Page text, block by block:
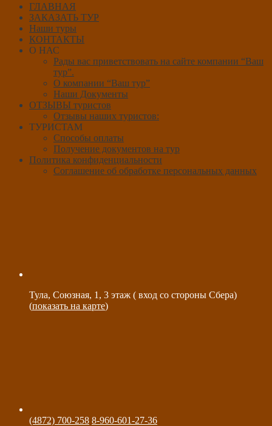
ГЛАВНАЯ
ЗАКАЗАТЬ ТУР
Наши туры
КОНТАКТЫ
О НАС
Рады вас приветствовать на сайте компании “Ваш
тур”.
О компании “Ваш тур”
Наши Документы
ОТЗЫВЫ туристов
Отзывы наших туристов:
ТУРИСТАМ
Способы оплаты
Получение документов на тур
Политика конфиденциальности
Соглашение об обработке персональных данных
Тула, Союзная, 1, 3 этаж ( вход со стороны Сбера)
(показать на карте)
(4872) 700-258 8-960-601-27-36